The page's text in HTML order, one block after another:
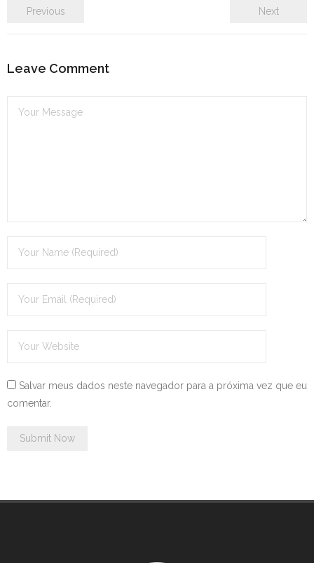
Previous Next
Leave Comment
Salvar meus dados neste navegador para a próxima vez que eu
comentar.